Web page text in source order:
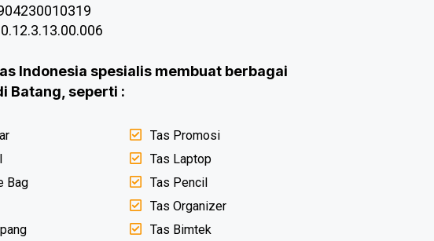
Indonesia spesialis membuat berbagai
Batang, seperti :
Bag
Tas Promosi
Tas Laptop
Tas Pencil
Tas Organizer
Tas Bimtek